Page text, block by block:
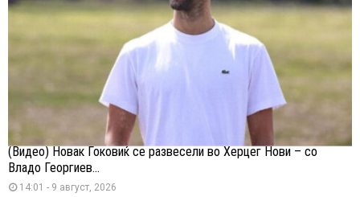
(Видео) Новак Ѓоковиќ се развесели во Херцег Нови – со
Владо Георгиев...
14:01 - 9 август, 2026